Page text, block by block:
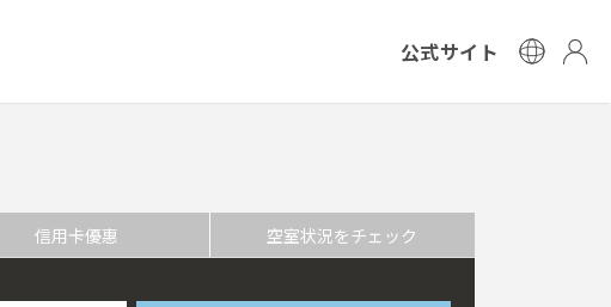
公式サイト
信用卡優惠 空室状況をチェック